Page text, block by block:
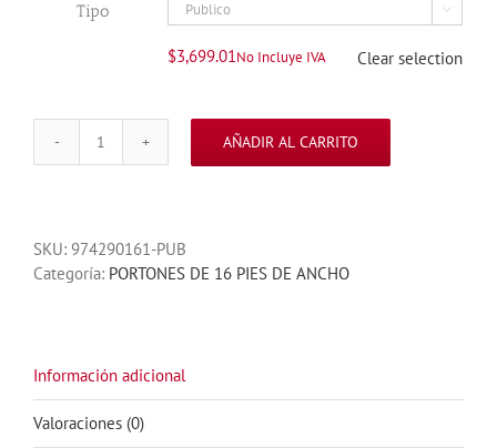
Tipo 
$3,699.01No Incluye IVA Clear selection
16'
LISA
CHOCOLATE
AÑADIR AL CARRITO
SKU: 974290161-PUB
Categoría: PORTONES DE 16 PIES DE ANCHO
Información adicional
Valoraciones (0)